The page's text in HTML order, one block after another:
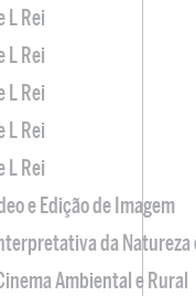
L Rei
L Rei
L Rei
L Rei
L Rei
e Edição de Imagem
da Natureza
Ambiental e Rural